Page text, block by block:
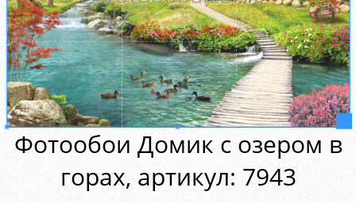
Фотообои Домик с озером в
горах, aртикул: 7943